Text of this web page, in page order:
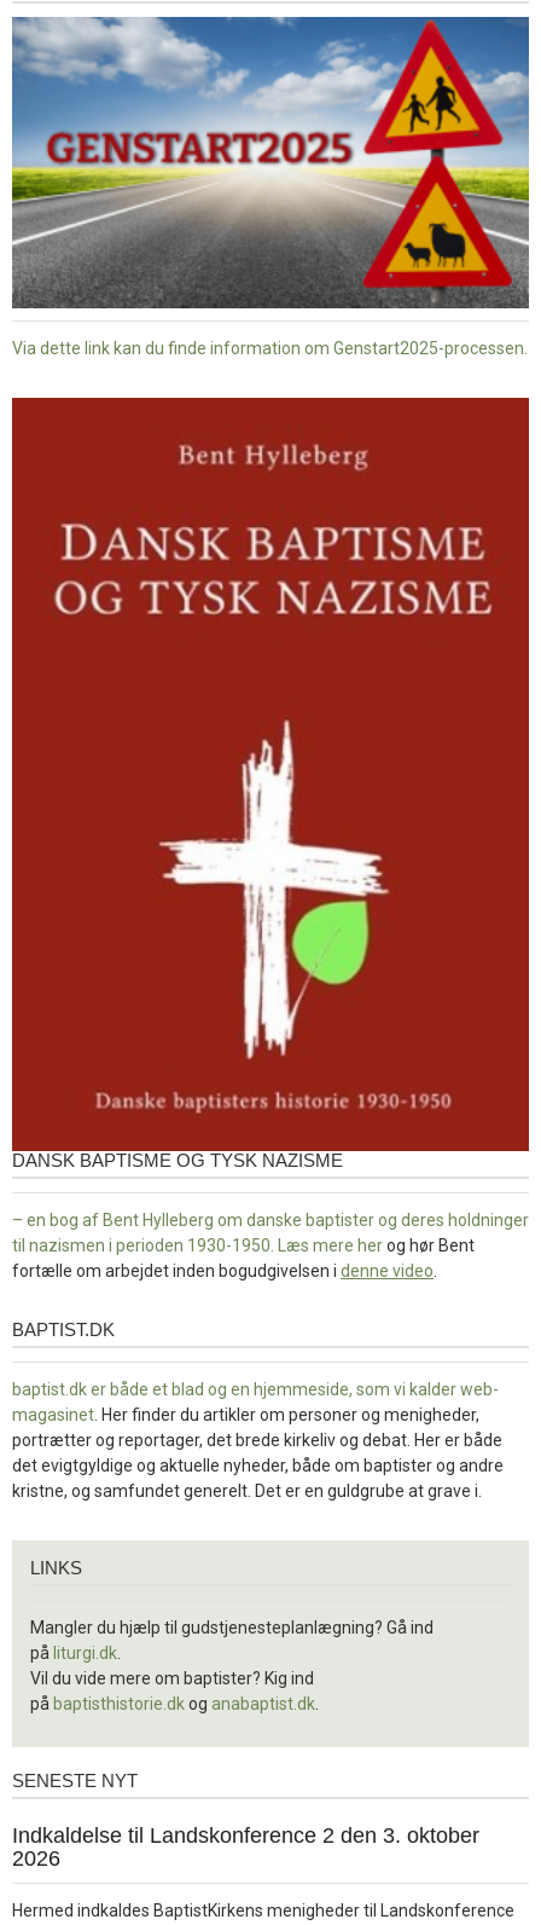
Via dette link kan du finde information om Genstart2025-processen.
DANSK BAPTISME OG TYSK NAZISME
– en bog af Bent Hylleberg om danske baptister og deres holdninger
til nazismen i perioden 1930-1950. Læs mere herog hør Bent
fortælle om arbejdet inden bogudgivelsen i denne video
baptist.dk
BAPTIST.DK
baptist.dk er både et blad og en hjemmeside, som vi kalder web-
magasinet . Her finder du artikler om personer og menigheder,
portrætter og reportager, det brede kirkeliv og debat. Her er både
det evigtgyldige og aktuelle nyheder, både om baptister og andre
kristne, og samfundet generelt. Det er en guldgrube at grave i.
LINKS
Mangler du hjælp til gudstjenesteplanlægning? Gå ind
på liturgi.dk
Vil du vide mere om baptister? Kig ind
på baptisthistorie.dkog anabaptist.dk
Seneste
SENESTE NYT
jul.
Indkaldelse til Landskonference 2 den 3. oktober
2026
Hermed indkaldes BaptistKirkens menigheder til Landskonference